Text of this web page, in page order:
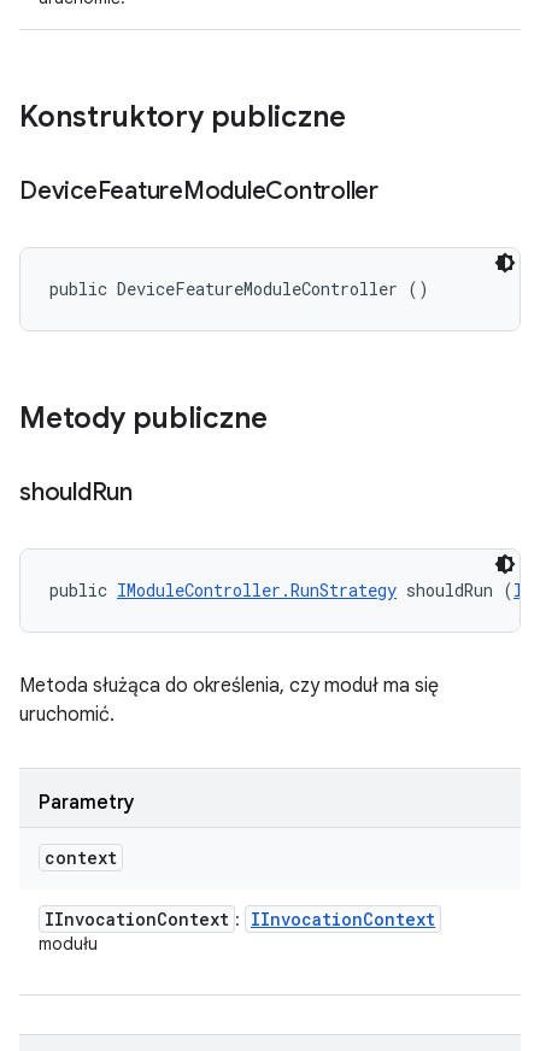
Konstruktory publiczne
DeviceFeatureModuleController
public DeviceFeatureModuleController ()
Metody publiczne
shouldRun
public IModuleController.RunStrategy shouldRun (
Metoda służąca do określenia, czy moduł ma się
uruchomić.
Parametry
context
IInvocationContext : IInvocationContext
modułu